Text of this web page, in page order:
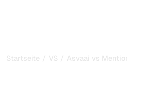
Startseite / VS / Asvaai vs MentionLab